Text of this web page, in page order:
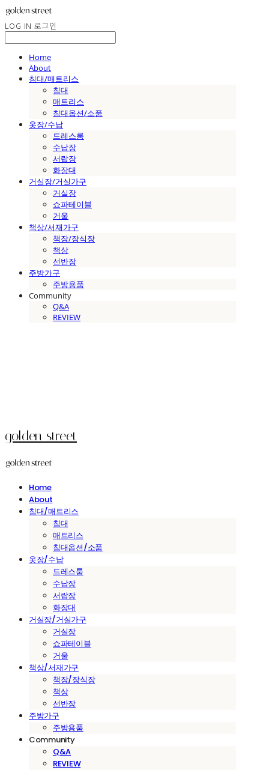
LOG IN 로그인
Home
About
침대/매트리스
침대
매트리스
침대옵션/소품
옷장/수납
드레스룸
수납장
서랍장
화장대
거실장/거실가구
거실장
쇼파테이블
거울
책상/서재가구
책장/장식장
책상
선반장
주방가구
주방용품
Community
Q&A
REVIEW
golden street
Home
About
침대/매트리스
침대
매트리스
침대옵션/소품
옷장/수납
드레스룸
수납장
서랍장
화장대
거실장/거실가구
거실장
쇼파테이블
거울
책상/서재가구
책장/장식장
책상
선반장
주방가구
주방용품
Community
Q&A
REVIEW